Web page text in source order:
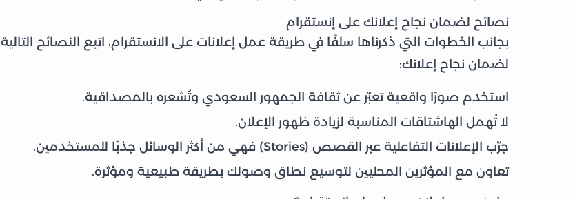
نصائح لضمان نجاح إعلانك على إنستقرام
بجانب الخطوات التي ذكرناها سلفًا في طريقة عمل إعلانات على الانستقرام، اتبع النصائح التالية
لضمان نجاح إعلانك:
استخدم صورًا واقعية تعبّر عن ثقافة الجمهور السعودي وتُشعره بالمصداقية.
لا تُهمل الهاشتاقات المناسبة لزيادة ظهور الإعلان.
جرّب الإعلانات التفاعلية عبر القصص (Stories) فهي من أكثر الوسائل جذبًا للمستخدمين.
تعاون مع المؤثرين المحليين لتوسيع نطاق وصولك بطريقة طبيعية ومؤثرة.